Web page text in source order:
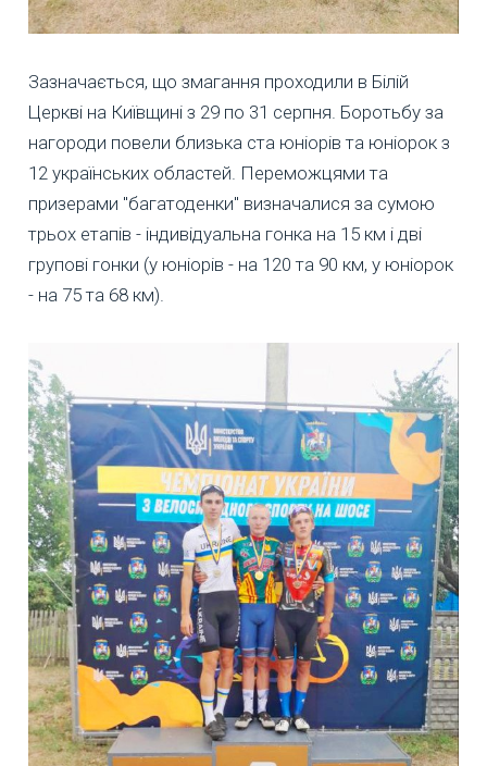
Зазначається, що змагання проходили в Білій
Церкві на Київщині з 29 по 31 серпня. Боротьбу за
нагороди повели близька ста юніорів та юніорок з
12 українських областей. Переможцями та
призерами "багатоденки" визначалися за сумою
трьох етапів - індивідуальна гонка на 15 км і дві
групові гонки (у юніорів - на 120 та 90 км, у юніорок
- на 75 та 68 км).